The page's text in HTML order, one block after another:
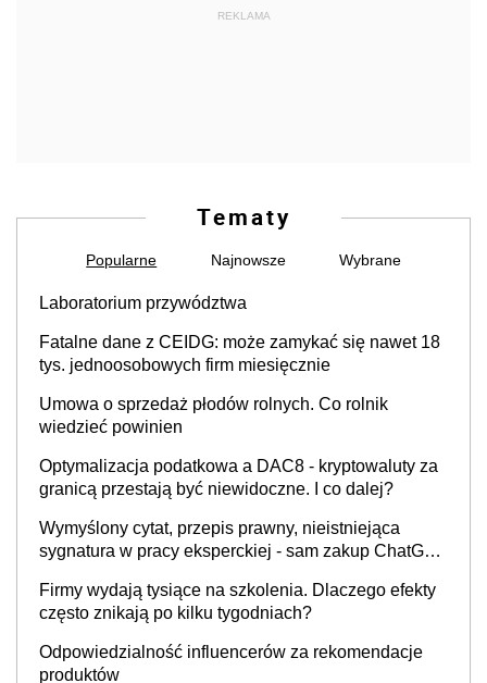
REKLAMA
Tematy
Popularne Najnowsze Wybrane
Laboratorium przywództwa
Fatalne dane z CEIDG: może zamykać się nawet 18
tys. jednoosobowych firm miesięcznie
Umowa o sprzedaż płodów rolnych. Co rolnik
wiedzieć powinien
Optymalizacja podatkowa a DAC8 - kryptowaluty za
granicą przestają być niewidoczne. I co dalej?
Wymyślony cytat, przepis prawny, nieistniejąca
sygnatura w pracy eksperckiej - sam zakup ChatGPT
Firmy wydają tysiące na szkolenia. Dlaczego efekty
często znikają po kilku tygodniach?
Odpowiedzialność influencerów za rekomendacje
produktów